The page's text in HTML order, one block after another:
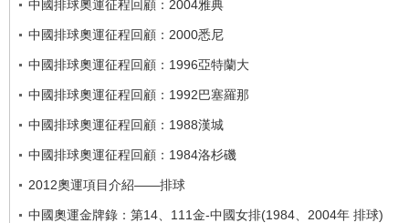
中國排球奧運征程回顧：2004雅典
中國排球奧運征程回顧：2000悉尼
中國排球奧運征程回顧：1996亞特蘭大
中國排球奧運征程回顧：1992巴塞羅那
中國排球奧運征程回顧：1988漢城
中國排球奧運征程回顧：1984洛杉磯
2012奧運項目介紹——排球
中國奧運金牌錄：第14、111金-中國女排(1984、2004年 排球)